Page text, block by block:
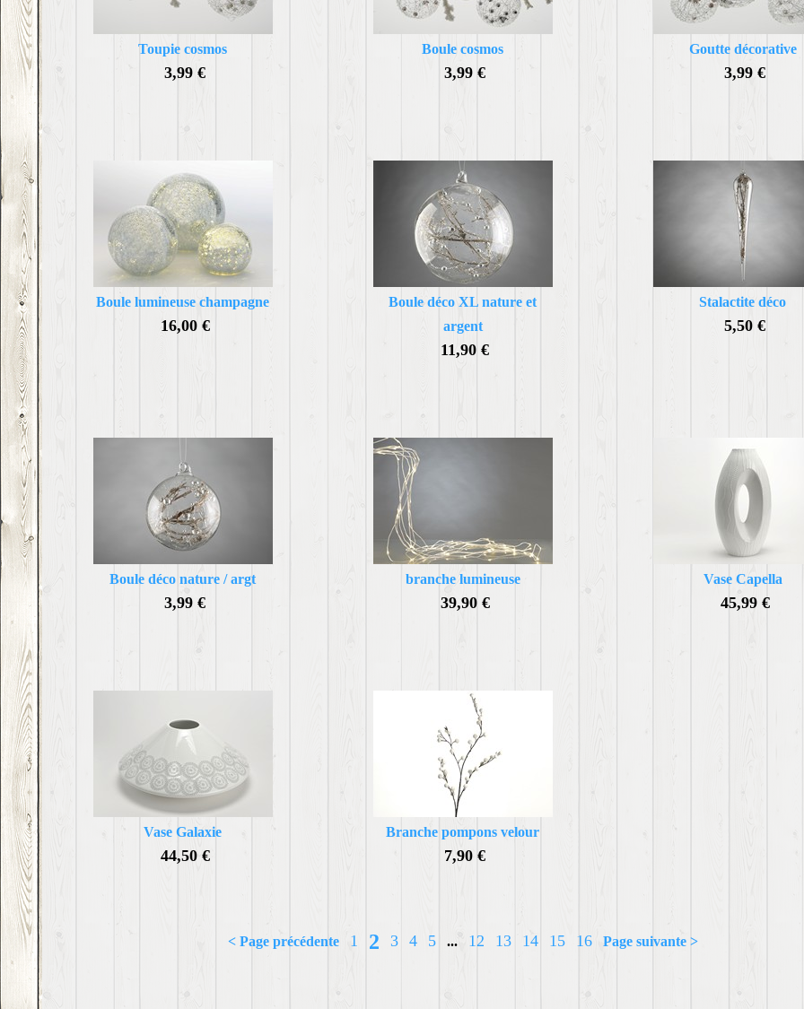
Toupie cosmos
3,99 €
Boule cosmos
3,99 €
Goutte décorative
3,99 €
Boule lumineuse champagne
16,00 €
Boule déco XL nature et
argent
11,90 €
Stalactite déco
5,50 €
Boule déco nature / argt
3,99 €
branche lumineuse
39,90 €
Vase Capella
45,99 €
Vase Galaxie
44,50 €
Branche pompons velour
7,90 €
< Page précédente 1 2 3 4 5 ... 12 13 14 15 16 Page suivante >